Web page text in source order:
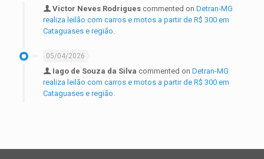
Victor Neves Rodrigues commented on Detran-MG
realiza leilão com carros e motos a partir de R$ 300 em
Cataguases e região.
05/04/2026
Iago de Souza da Silva commented on Detran-MG
realiza leilão com carros e motos a partir de R$ 300 em
Cataguases e região.